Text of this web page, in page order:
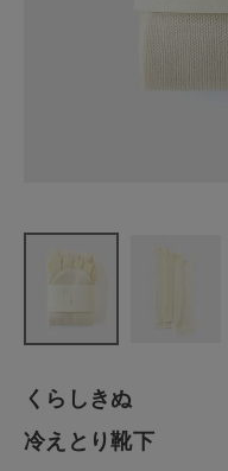
CATEGORY
ナチュラル服
生活雑貨
くらしきぬ
冷えとり靴下